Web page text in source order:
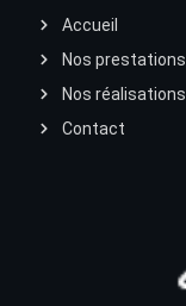
Accueil
Nos prestations
Nos réalisations
Contact